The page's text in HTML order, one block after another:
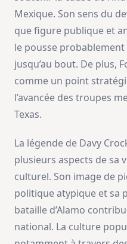
Mexique. Son sens du
que figure publique et
le pousse
jusqu’au bout. De plus,
comme un point
l’avancée des troupes
Texas.
La légende de Davy
plusieurs aspects de sa
culturel. Son image de
politique atypique et sa
bataille d’Alamo
national. La culture